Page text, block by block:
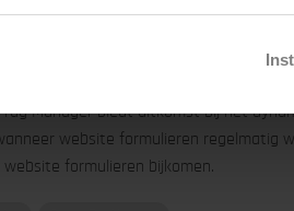
fields vullen via
Tag Manager biedt uitkomst bij het
website formulieren regelmatig
website formulieren bijkomen.